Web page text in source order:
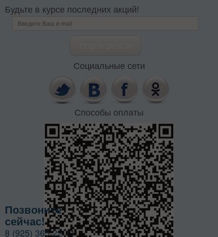
Будьте в курсе последних акций!
Социальные сети
Способы оплаты
Позвоните
сейчас!
8 (925) 365-22-11